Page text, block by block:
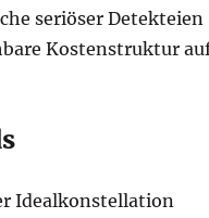
seriöser Detekteien
Kostenstruktur
Idealkonstellation